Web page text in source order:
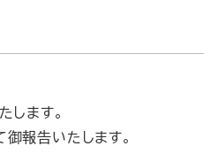
します。
報告いたします。